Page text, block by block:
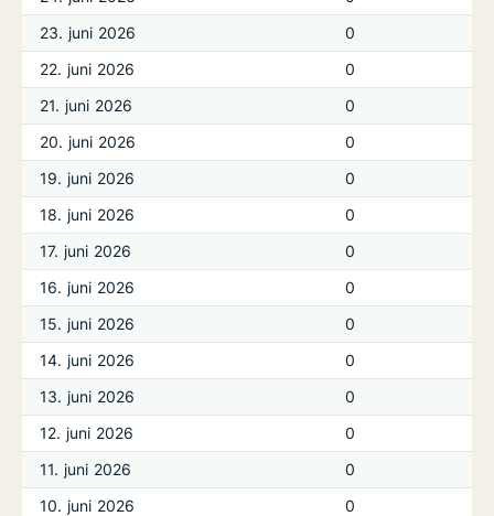
23. juni 2026
0
22. juni 2026
0
21. juni 2026
0
20. juni 2026
0
19. juni 2026
0
18. juni 2026
0
17. juni 2026
0
16. juni 2026
0
15. juni 2026
0
14. juni 2026
0
13. juni 2026
0
12. juni 2026
0
11. juni 2026
0
10. juni 2026
0